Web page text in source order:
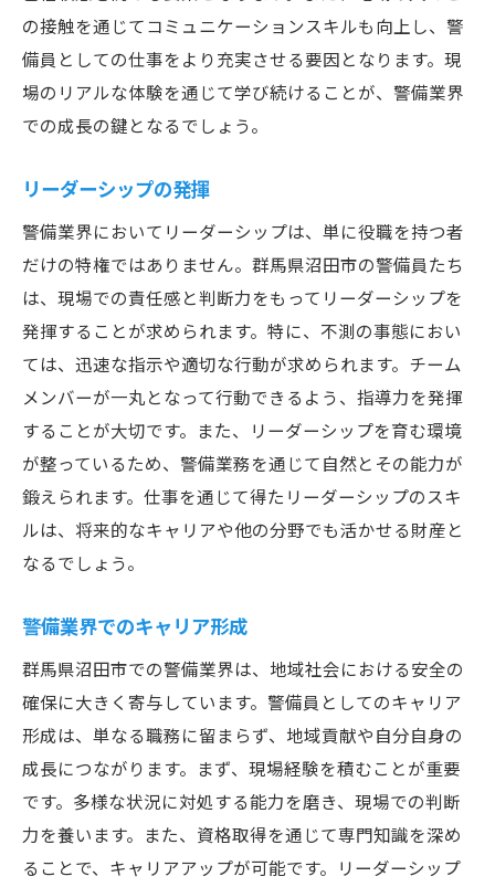
の接触を通じてコミュニケーションスキルも向上し、警
備員としての仕事をより充実させる要因となります。現
場のリアルな体験を通じて学び続けることが、警備業界
での成長の鍵となるでしょう。
リーダーシップの発揮
警備業界においてリーダーシップは、単に役職を持つ者
だけの特権ではありません。群馬県沼田市の警備員たち
は、現場での責任感と判断力をもってリーダーシップを
発揮することが求められます。特に、不測の事態におい
ては、迅速な指示や適切な行動が求められます。チーム
メンバーが一丸となって行動できるよう、指導力を発揮
することが大切です。また、リーダーシップを育む環境
が整っているため、警備業務を通じて自然とその能力が
鍛えられます。仕事を通じて得たリーダーシップのスキ
ルは、将来的なキャリアや他の分野でも活かせる財産と
なるでしょう。
警備業界でのキャリア形成
群馬県沼田市での警備業界は、地域社会における安全の
確保に大きく寄与しています。警備員としてのキャリア
形成は、単なる職務に留まらず、地域貢献や自分自身の
成長につながります。まず、現場経験を積むことが重要
です。多様な状況に対処する能力を磨き、現場での判断
力を養います。また、資格取得を通じて専門知識を深め
ることで、キャリアアップが可能です。リーダーシップ